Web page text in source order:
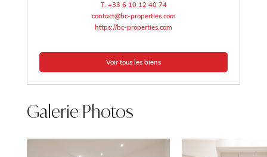
T. +33 6 10 12 40 74
contact@bc-properties.com
https://bc-properties.com
Voir tous les biens
Galerie Photos